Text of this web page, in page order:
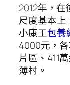
2012年，
尺度基本上
小康工包養
4000元，
片區、411
薄村。